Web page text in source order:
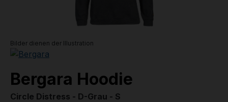
Bilder dienen der Illustration
Bergara Hoodie
Circle Distress - D-Grau - S